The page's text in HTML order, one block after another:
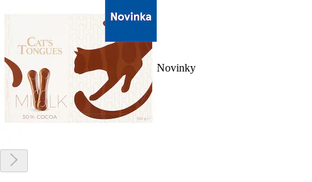
Novinky